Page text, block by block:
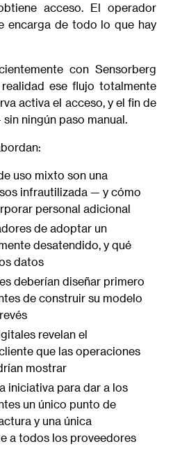
acceso. El operador
encarga de todo lo que hay
con Sensorberg
ese flujo totalmente
activa el acceso, y el fin de
ningún paso manual.
uso mixto son una
infrautilizada — y cómo
personal adicional
de adoptar un
desatendido, y qué
datos
deberían diseñar primero
de construir su modelo
revelan el
que las operaciones
mostrar
iniciativa para dar a los
un único punto de
y una única
a todos los proveedores